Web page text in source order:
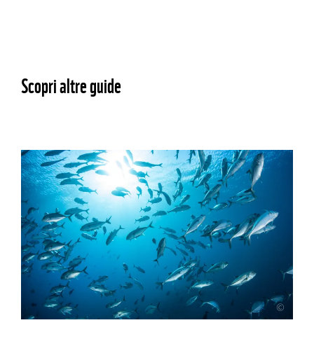
Scopri altre guide
©